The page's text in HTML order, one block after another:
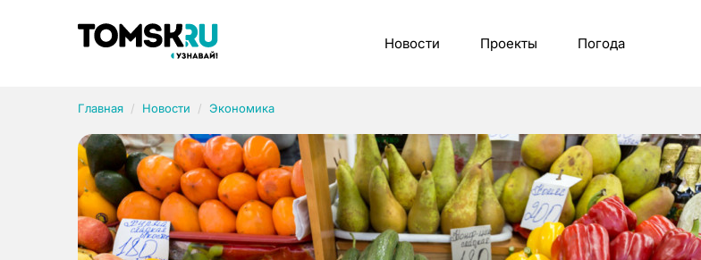
Новости Проекты Погода
Главная Новости Экономика
Рубрики